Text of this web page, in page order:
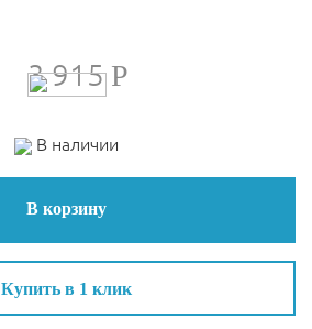
3 915Р
В наличии
В корзину
Купить в 1 клик